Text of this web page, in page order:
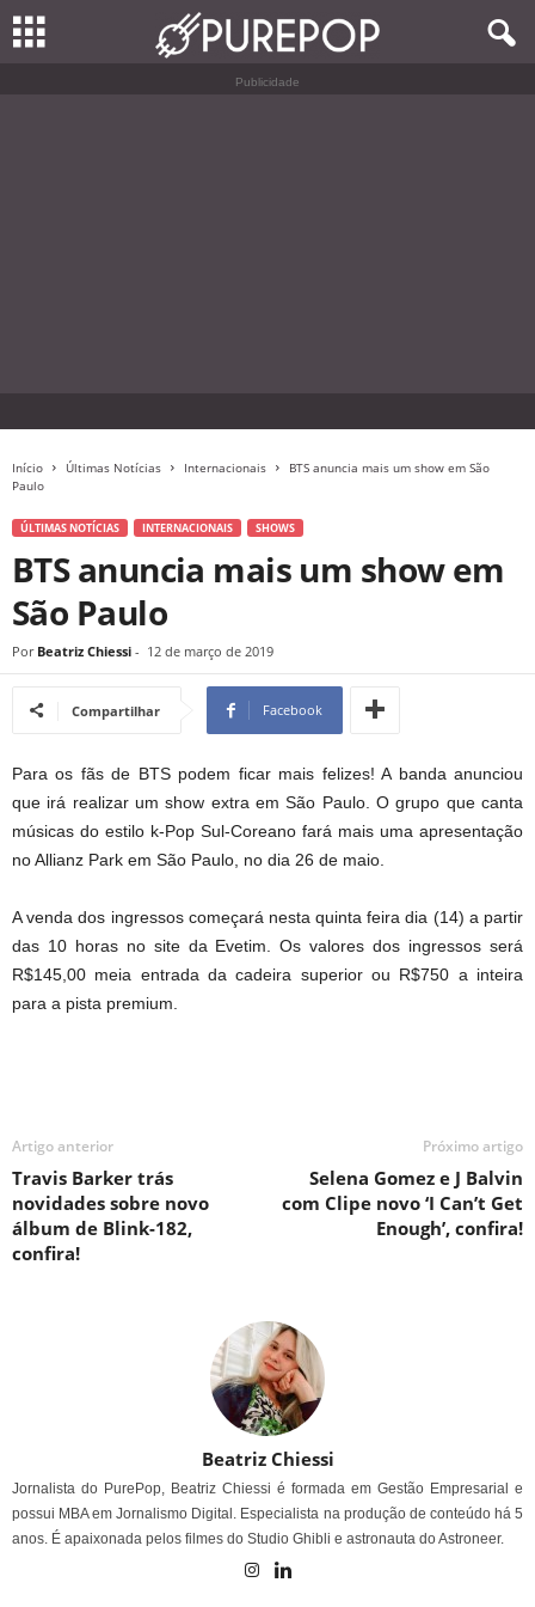
Publicidade
Início Últimas Notícias Internacionais
BTS anuncia mais um show em São
Paulo
ÚLTIMAS NOTÍCIAS INTERNACIONAIS SHOWS
BTS anuncia mais um show em
São Paulo
Por Beatriz Chiessi - 12 de março de 2019
Compartilhar Facebook
Para os fãs de BTS podem ficar mais felizes! A banda anunciou
que irá realizar um show extra em São Paulo. O grupo que canta
músicas do estilo k-Pop Sul-Coreano fará mais uma apresentação
no Allianz Park em São Paulo, no dia 26 de maio.
A venda dos ingressos começará nesta quinta feira dia (14) a partir
das 10 horas no site da Evetim. Os valores dos ingressos será
R$145,00 meia entrada da cadeira superior ou R$750 a inteira
para a pista premium.
Artigo anterior
Travis Barker trás
novidades sobre novo
álbum de Blink-182,
confira!
Próximo artigo
Selena Gomez e J Balvin
com Clipe novo ‘I Can’t Get
Enough’, confira!
Beatriz Chiessi
Jornalista do PurePop, Beatriz Chiessi é formada em Gestão Empresarial e
possui MBA em Jornalismo Digital. Especialista na produção de conteúdo há 5
anos. É apaixonada pelos filmes do Studio Ghibli e astronauta do Astroneer.